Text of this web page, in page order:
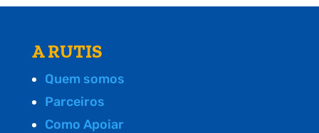
A RUTIS
Quem somos
Parceiros
Como Apoiar